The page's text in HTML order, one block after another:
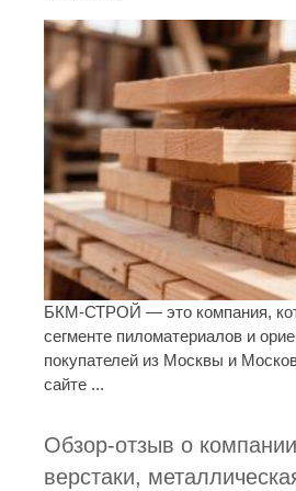
БКМ-СТРОЙ — это компания,
сегменте пиломатериалов и
покупателей из Москвы и
сайте ...
Обзор-отзыв о
верстаки,